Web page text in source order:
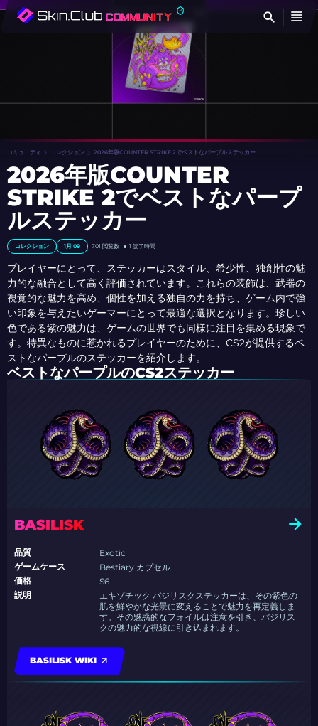
コミュニティ コレクション 2026年版COUNTER STRIKE 2でベストなパープルステッカー
2026年版COUNTER
STRIKE 2でベストなパープ
ルステッカー
コレクション 1月 09 701 閲覧数 1 読了時間
プレイヤーにとって、ステッカーはスタイル、希少性、独創性の魅
力的な融合として高く評価されています。これらの装飾は、武器の
視覚的な魅力を高め、個性を加える独自の力を持ち、ゲーム内で強
い印象を与えたいゲーマーにとって最適な選択となります。珍しい
色である紫の魅力は、ゲームの世界でも同様に注目を集める現象で
す。特異なものに惹かれるプレイヤーのために、CS2が提供するベ
ストなパープルのステッカーを紹介します。
ベストなパープルのCS2ステッカー
BASILISK
品質
Exotic
ゲームケース
Bestiary カプセル
価格
$6
説明
エキゾチック バジリスクステッカーは、その紫色の
肌を鮮やかな光景に変えることで魅力を再定義しま
す。その魅惑的なフォイルは注意を引き、バジリス
クの魅力的な視線に引き込まれます。
BASILISK WIKI